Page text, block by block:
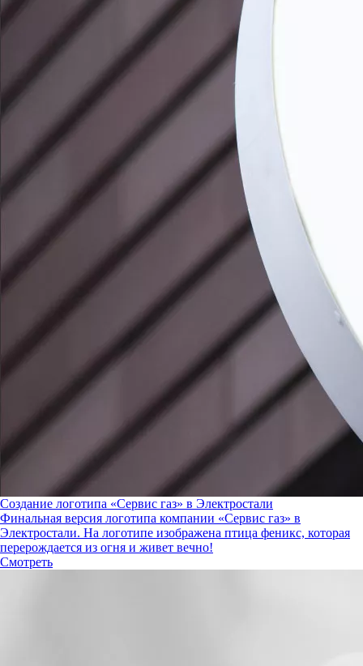
Создание логотипа «Сервис газ» в Электростали
Финальная версия логотипа компании «Сервис газ» в
Электростали. На логотипе изображена птица феникс, которая
перерождается из огня и живет вечно!
Смотреть